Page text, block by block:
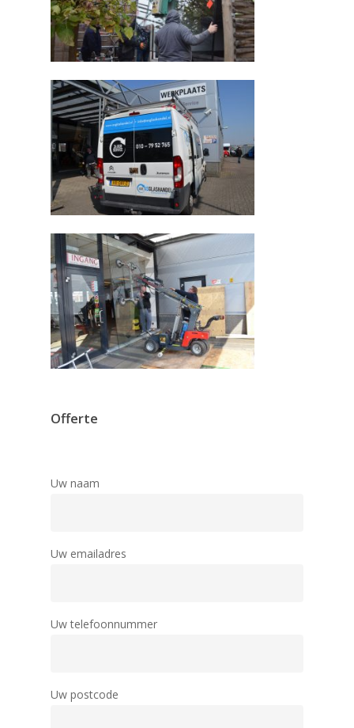
Offerte
Uw naam
Uw emailadres
Uw telefoonnummer
Uw postcode